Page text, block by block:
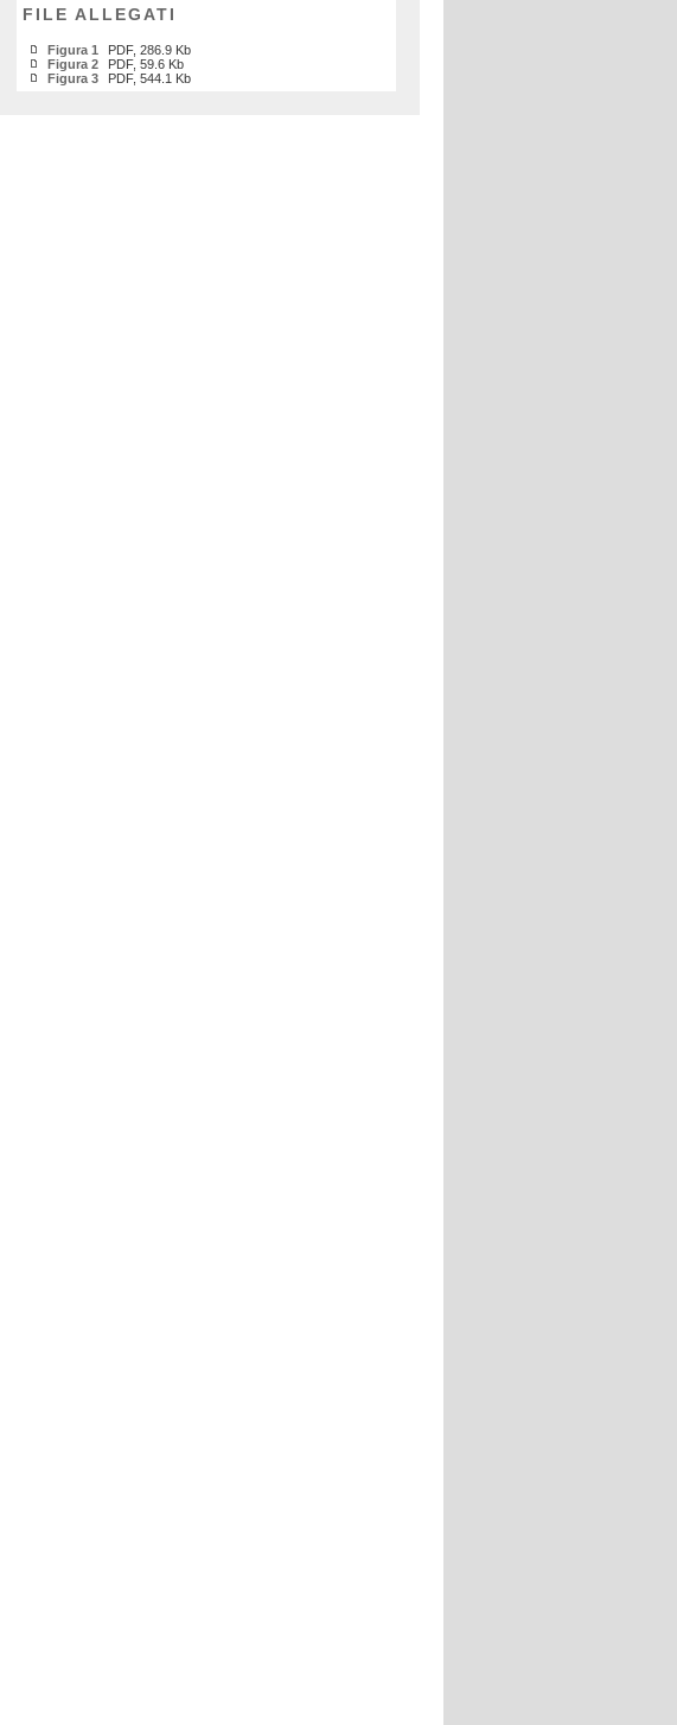
FILE ALLEGATI
Figura 1
PDF, 286.9 Kb
Figura 2
PDF, 59.6 Kb
Figura 3
PDF, 544.1 Kb